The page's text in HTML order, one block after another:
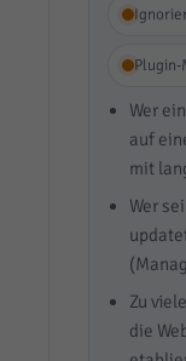
Plugin-
Wer
auf
mit
Wer
Zu
die